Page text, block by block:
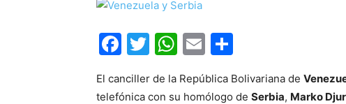
Facebook
Twitter
WhatsApp
Email
El canciller de la República Bolivariana de
telefónica con su homólogo de Serbia, Marko